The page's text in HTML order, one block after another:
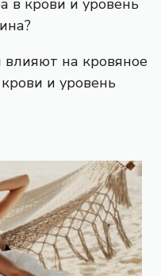
на кровяное
и уровень